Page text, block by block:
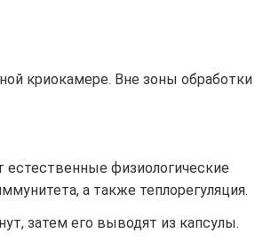
криокамере. Вне зоны обработки
физиологические
а также теплорегуляция.
затем его выводят из капсулы.